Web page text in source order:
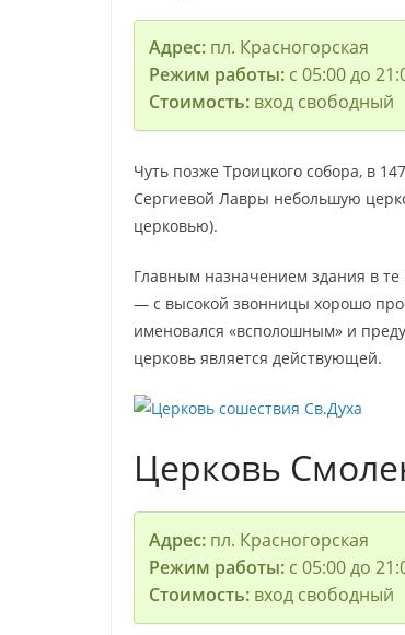
Адрес:пл. Красногорская
Режим работы: с 05:00 до
Стоимость:вход свободный
Чуть позже Троицкого собора, в
Сергиевой Лавры небольшую
церковью).
Главным назначением здания в
— с высокой звонницы хорошо
именовался «всполошным» и
церковь является действующей.
Церковь
Адрес: пл. Красногорская
Режим работы: с 05:00 до
Стоимость: вход свободный